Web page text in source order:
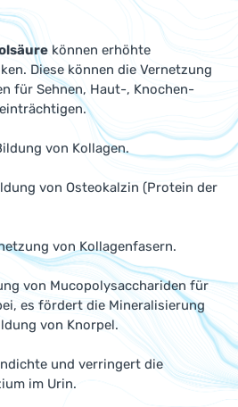
können erhöhte
Diese können die Vernetzung
für Sehnen, Haut-, Knochen-
von Kollagen.
von Osteokalzin (Protein der
von Kollagenfasern.
von Mucopolysacchariden für
es fördert die Mineralisierung
von Knorpel.
und verringert die
im Urin.